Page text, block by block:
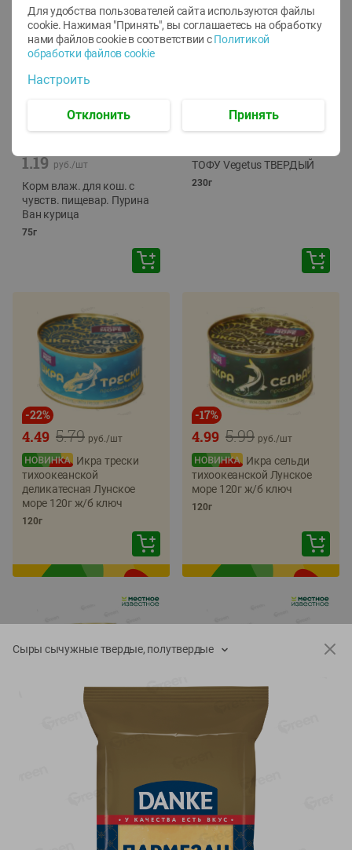
1.19 руб./шт
Корм влаж. для кош. с
чувств. пищевар. Пурина
Ван курица
75г
ТОФУ Vegetus ТВЕРДЫЙ
230г
-22%
5.79
4.49 руб./шт
Икра трески
тихоокеанской
деликатесная Лунское
море 120г ж/б ключ
120г
-17%
5.99
4.99 руб./шт
Икра сельди
тихоокеанской Лунское
море 120г ж/б ключ
120г
13.99 руб./шт 6.89
5.99 руб./
Яйца перепелиные
Местное известное 20 шт
упак Солигорска п/ф
20шт в уп
Сыры сычужные твердые, полутвердые
Для удобства пользователей сайта используются файлы
cookie. Нажимая "Принять", вы соглашаетесь на обработку
нами файлов cookie в соответствии с Политикой
обработки файлов cookie
Настроить
Отклонить Принять